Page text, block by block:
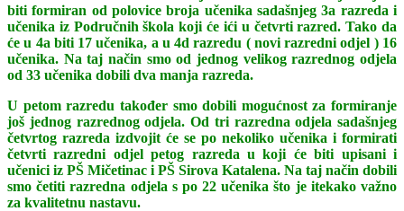
biti formiran od polovice broja učenika sadašnjeg 3a razreda i
učenika iz Područnih škola koji će ići u četvrti razred. Tako da
će u 4a biti 17 učenika, a u 4d razredu ( novi razredni odjel ) 16
učenika. Na taj način smo od jednog velikog razrednog odjela
od 33 učenika dobili dva manja razreda.
U petom razredu također smo dobili mogućnost za formiranje
još jednog razrednog odjela. Od tri razredna odjela sadašnjeg
četvrtog razreda izdvojit će se po nekoliko učenika i formirati
četvrti razredni odjel petog razreda u koji će biti upisani i
učenici iz PŠ Mičetinac i PŠ Sirova Katalena. Na taj način dobili
smo četiti razredna odjela s po 22 učenika što je itekako važno
za kvalitetnu nastavu.